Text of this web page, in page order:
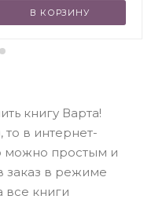
В КОРЗИНУ
книгу Варта!
то в интернет-
можно простым и
в режиме
все книги